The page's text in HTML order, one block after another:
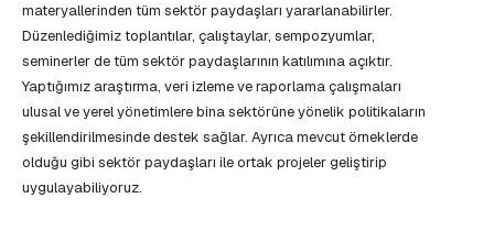
materyallerinden tüm sektör paydaşları yararlanabilirler.
Düzenlediğimiz toplantılar, çalıştaylar, sempozyumlar,
seminerler de tüm sektör paydaşlarının katılımına açıktır.
Yaptığımız araştırma, veri izleme ve raporlama çalışmaları
ulusal ve yerel yönetimlere bina sektörüne yönelik politikaların
şekillendirilmesinde destek sağlar. Ayrıca mevcut örneklerde
olduğu gibi sektör paydaşları ile ortak projeler geliştirip
uygulayabiliyoruz.